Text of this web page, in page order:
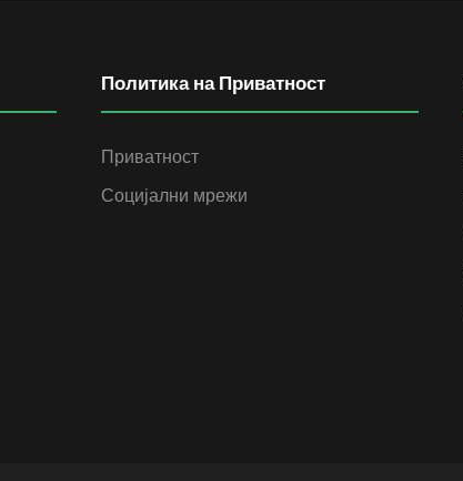
Политика на Приватност
Приватност
Социјални мрежи